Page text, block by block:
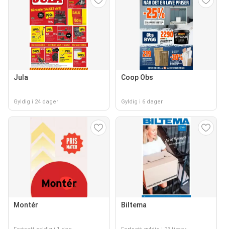
Jula
Gyldig i 24 dager
Coop Obs
Gyldig i 6 dager
Montér Biltema